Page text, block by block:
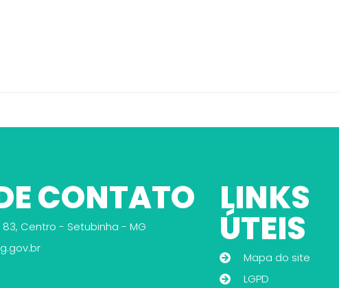
CONTATO
83, Centro - Setubinha - MG
LINKS
ÚTEIS
Mapa do site
LGPD